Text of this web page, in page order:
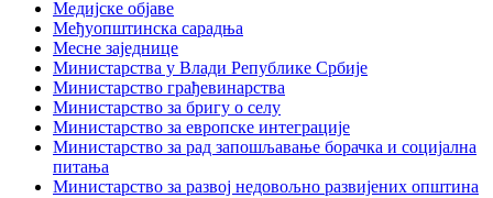
Медијске објаве
Међуопштинска сарадња
Месне заједнице
Министарства у Влади Републике Србије
Министарство грађевинарства
Министарство за бригу о селу
Министарство за европске интеграције
Министарство за рад запошљавање борачка и социјална
питања
Министарство за развој недовољно развијених општина